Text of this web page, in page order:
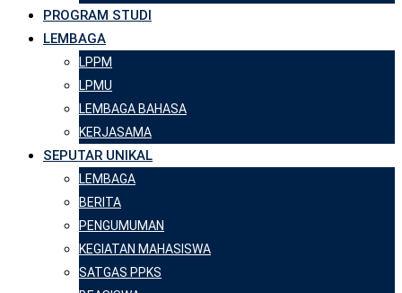
PROGRAM STUDI
LEMBAGA
LPPM
LPMU
LEMBAGA BAHASA
KERJASAMA
SEPUTAR UNIKAL
LEMBAGA
BERITA
PENGUMUMAN
KEGIATAN MAHASISWA
SATGAS PPKS